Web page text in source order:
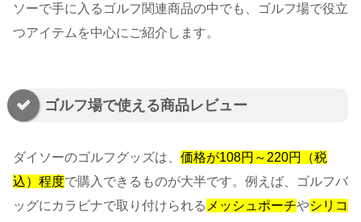
ソーで手に入るゴルフ関連商品の中でも、ゴルフ場で役立
つアイテムを中心にご紹介します。
ゴルフ場で使える商品レビュー
ダイソーのゴルフグッズは、 価格が108円～220円（税
込）程度で購入できるものが大半です。例えば、ゴルフバ
ッグにカラビナで取り付けられる メッシュポーチやシリコ